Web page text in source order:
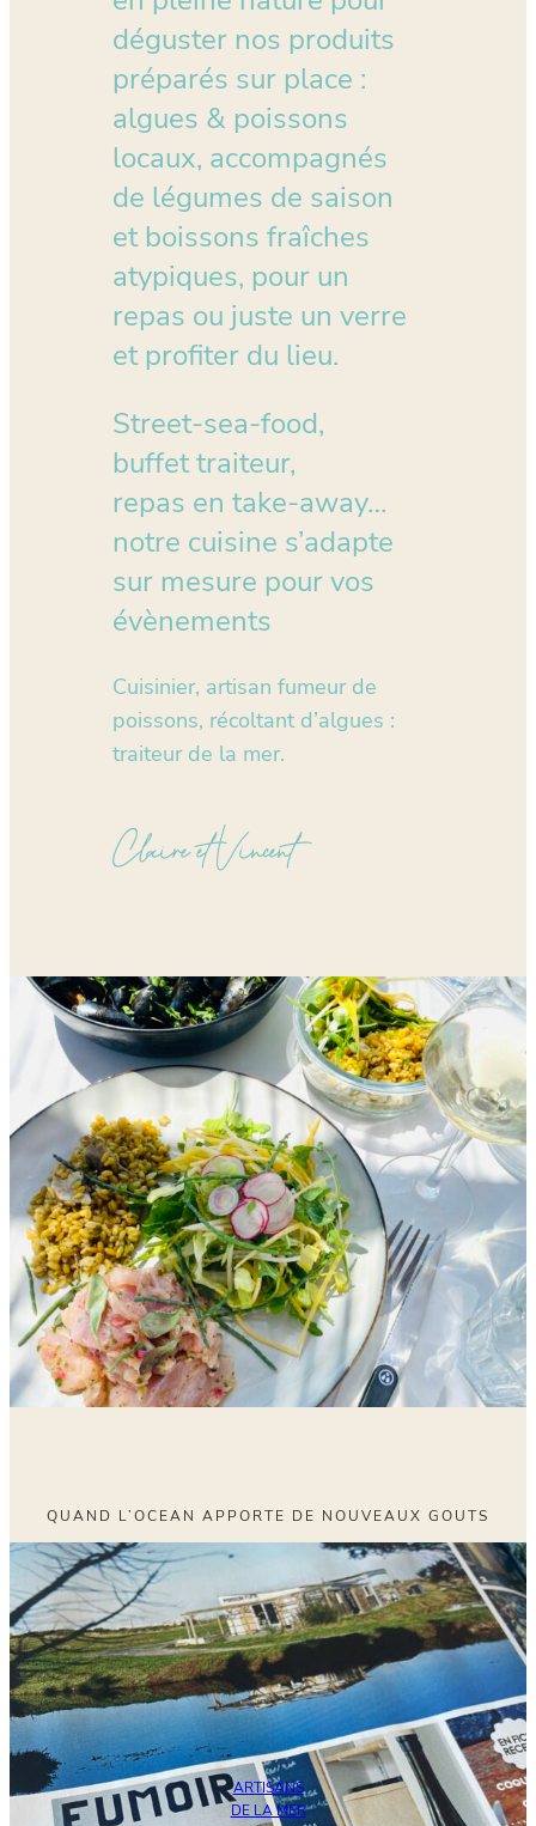
déguster nos produits
préparés sur place :
algues & poissons
locaux, accompagnés
de légumes de saison
et boissons fraîches
atypiques, pour un
repas ou juste un verre
et profiter du lieu.
Street-sea-food,
buffet traiteur,
repas en take-away…
notre cuisine s’adapte
sur mesure pour vos
évènements
Cuisinier, artisan fumeur de
poissons, récoltant d’algues :
traiteur de la mer.
Claire et Vincent
QUAND L’OCEAN APPORTE DE NOUVEAUX GOUTS
ARTISANS
DE LA MER